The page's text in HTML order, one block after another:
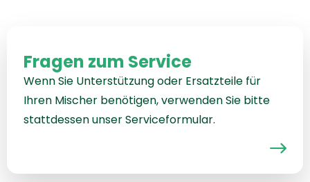
Fragen zum Service
Wenn Sie Unterstützung oder Ersatzteile für
Ihren Mischer benötigen, verwenden Sie bitte
stattdessen unser Serviceformular.